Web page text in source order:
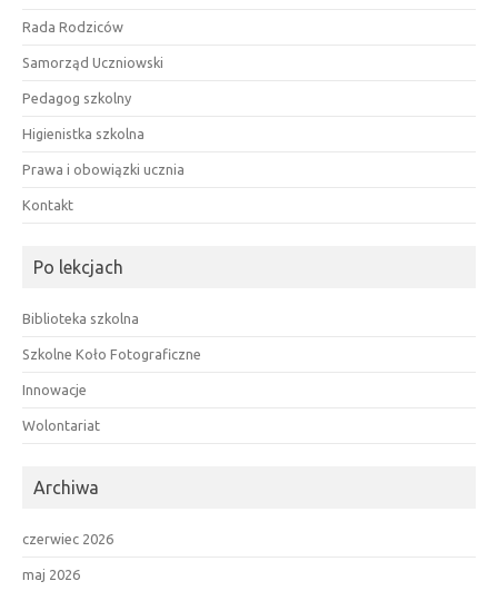
Rada Rodziców
Samorząd Uczniowski
Pedagog szkolny
Higienistka szkolna
Prawa i obowiązki ucznia
Kontakt
Po lekcjach
Biblioteka szkolna
Szkolne Koło Fotograficzne
Innowacje
Wolontariat
Archiwa
czerwiec 2026
maj 2026